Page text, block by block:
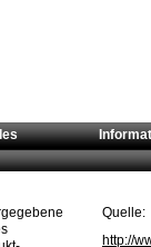
Quelle:
http://